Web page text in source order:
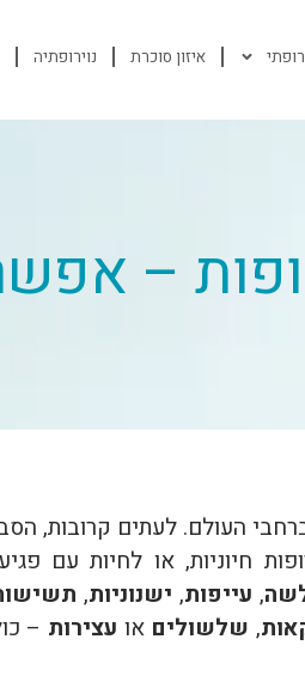
איזון סוכרת נוירופתיה
–
ברחבי העולם. לעתים קרובות,
חיוניות, או לחיות עם
, עייפות, ישנוניות,
, שלשולים או עצירות –